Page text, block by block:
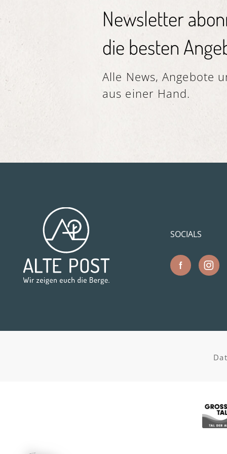
Newsletter
die besten
Alle News, Angebote
aus einer Hand.
SOCIALS